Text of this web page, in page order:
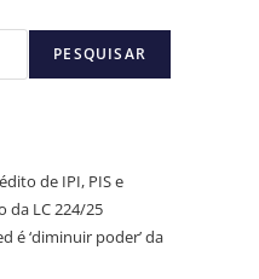
PESQUISAR
de IPI, PIS e
da LC 224/25
é ‘diminuir poder’ da